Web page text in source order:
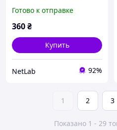
Готово к отправке
360₴
Купить
NetLab 92%
1 2 3
Показано 1 - 29